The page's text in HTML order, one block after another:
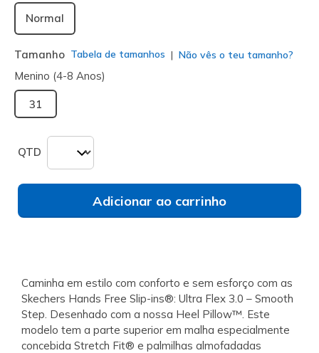
Normal
Tamanho Tabela de tamanhos Não vês o teu tamanho?
Menino (4-8 Anos)
31
QTD
Adicionar ao carrinho
Caminha em estilo com conforto e sem esforço com as
Skechers Hands Free Slip-ins®: Ultra Flex 3.0 – Smooth
Step. Desenhado com a nossa Heel Pillow™. Este
modelo tem a parte superior em malha especialmente
concebida Stretch Fit® e palmilhas almofadadas